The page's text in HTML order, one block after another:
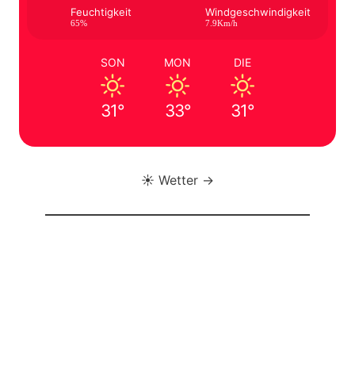
Feuchtigkeit
65%
Windgeschwindigkeit
7.9Km/h
SON
31°
MON
33°
DIE
31°
☀️ Wetter →